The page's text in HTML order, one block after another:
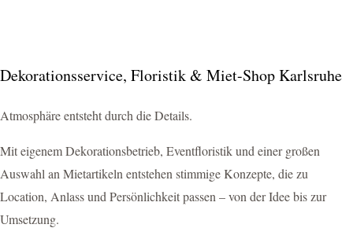
Dekorationsservice, Floristik & Miet-Shop Karlsruhe
Atmosphäre entsteht durch die Details.
Mit eigenem Dekorationsbetrieb, Eventfloristik und einer großen
Auswahl an Mietartikeln entstehen stimmige Konzepte, die zu
Location, Anlass und Persönlichkeit passen – von der Idee bis zur
Umsetzung.